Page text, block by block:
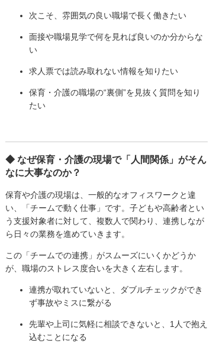
次こそ、雰囲気の良い職場で長く働きたい
面接や職場見学で何を見れば良いのか分からな
い
求人票では読み取れない情報を知りたい
保育・介護の職場の“裏側”を見抜く質問を知り
たい
◆ なぜ保育・介護の現場で「人間関係」がそん
なに大事なのか？
保育や介護の現場は、一般的なオフィスワークと違
い、「チームで動く仕事」です。子どもや高齢者とい
う支援対象者に対して、複数人で関わり、連携しなが
ら日々の業務を進めていきます。
この「チームでの連携」がスムーズにいくかどうか
が、職場のストレス度合いを大きく左右します。
連携が取れていないと、ダブルチェックができ
ず事故やミスに繋がる
先輩や上司に気軽に相談できないと、1人で抱え
込むことになる